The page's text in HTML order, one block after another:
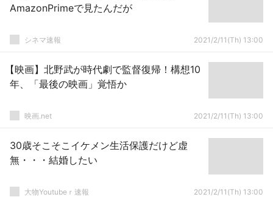
AmazonPrimeで見たんだが
シネマ速報 2021/2/11(Th) 13:00
【映画】北野武が時代劇で監督復帰！構想10
年、「最後の映画」覚悟か
映画.net 2021/2/11(Th) 13:00
30歳そこそこイケメン生活保護だけど虚
無・・・結婚したい
大物Youtubeｒ速報 2021/2/11(Th) 13:00